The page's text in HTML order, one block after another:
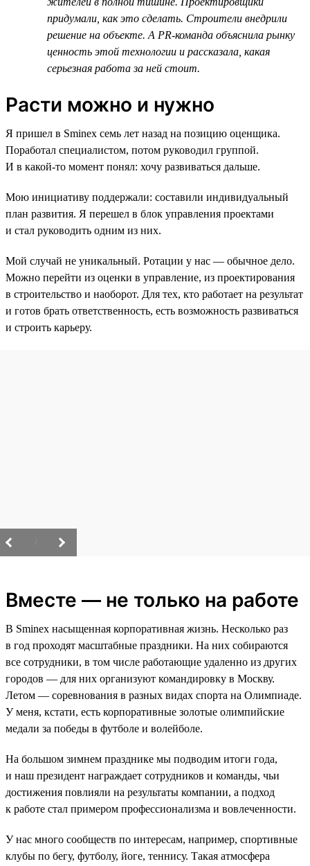
придумали, как это сделать. Строители внедрили
решение на объекте. А PR-команда объяснила рынку
ценность этой технологии и рассказала, какая
серьезная работа за ней стоит.
Расти можно и нужно
Я пришел в Sminex семь лет назад на позицию оценщика.
Поработал специалистом, потом руководил группой.
И в какой-то момент понял: хочу развиваться дальше.
Мою инициативу поддержали: составили индивидуальный
план развития. Я перешел в блок управления проектами
и стал руководить одним из них.
Мой случай не уникальный. Ротации у нас — обычное дело.
Можно перейти из оценки в управление, из проектирования
в строительство и наоборот. Для тех, кто работает на результат
и готов брать ответственность, есть возможность развиваться
и строить карьеру.
Вместе — не только на работе
В Sminex насыщенная корпоративная жизнь. Несколько раз
в год проходят масштабные праздники. На них собираются
все сотрудники, в том числе работающие удаленно из других
городов — для них организуют командировку в Москву.
Летом — соревнования в разных видах спорта на Олимпиаде.
У меня, кстати, есть корпоративные золотые олимпийские
медали за победы в футболе и волейболе.
На большом зимнем празднике мы подводим итоги года,
и наш президент награждает сотрудников и команды, чьи
достижения повлияли на результаты компании, а подход
к работе стал примером профессионализма и вовлеченности.
У нас много сообществ по интересам, например, спортивные
клубы по бегу, футболу, йоге, теннису. Такая атмосфера